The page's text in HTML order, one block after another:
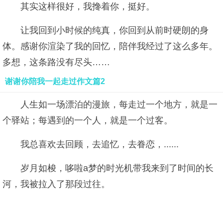
其实这样很好，我搀着你，挺好。
让我回到小时候的纯真，你回到从前时硬朗的身
体。感谢你渲染了我的回忆，陪伴我经过了这么多年。
多想，这条路没有尽头……
谢谢你陪我一起走过作文篇2
人生如一场漂泊的漫旅，每走过一个地方，就是一
个驿站；每遇到的一个人，就是一个过客。
我总喜欢去回顾，去追忆，去眷恋，......
岁月如梭，哆啦a梦的时光机带我来到了时间的长
河，我被拉入了那段过往。